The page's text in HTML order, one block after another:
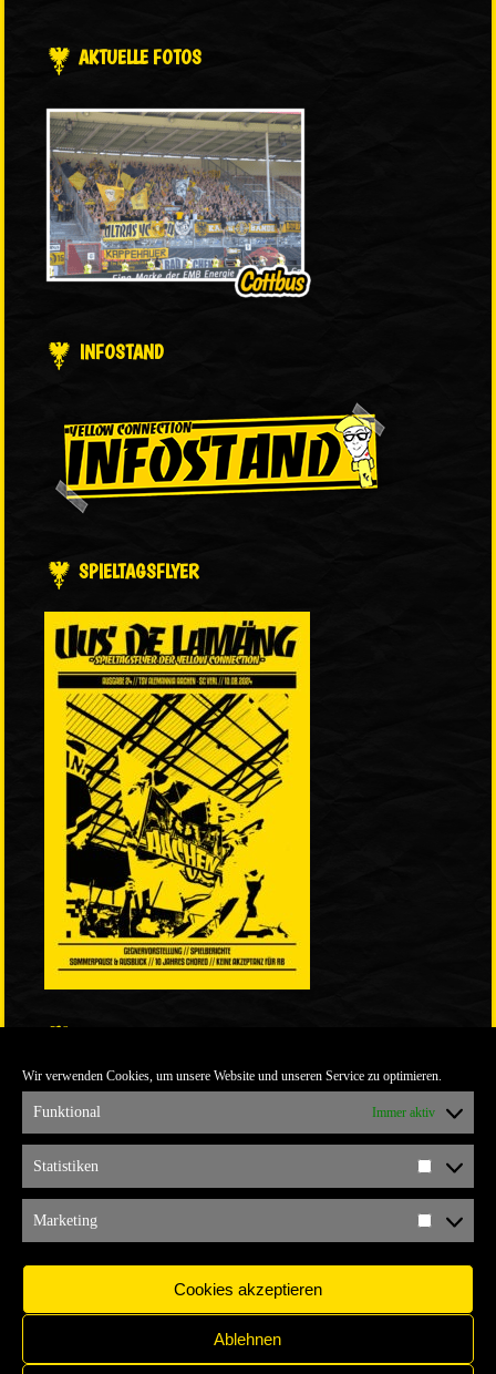
Wir verwenden Cookies, um unsere Website und unseren Service zu optimieren.
Funktional Immer aktiv
Statistiken
Marketing
Cookies akzeptieren
Ablehnen
AKTUELLE FOTOS
INFOSTAND
SPIELTAGSFLYER
ULTRABLOG DER YELLOW CONNECTION
ALEMANNIA VERKAUFT MAN NICHT
ARCHIV
ARCHIV